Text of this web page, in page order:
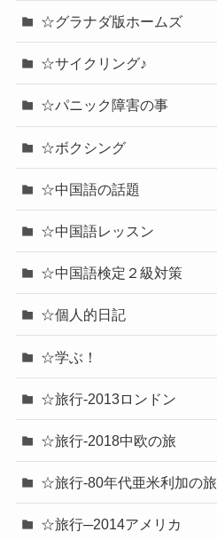
☆グラナダ版ホームズ
☆サイクリング♪
☆パニック障害の事
☆ボクシング
☆中国語の話題
☆中国語レッスン
☆中国語検定２級対策
☆個人的日記
☆学ぶ！
☆旅行-2013ロンドン
☆旅行-2018中欧の旅
☆旅行-80年代亜米利加の旅
☆旅行─2014アメリカ